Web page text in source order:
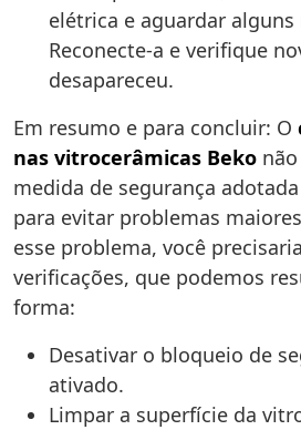
elétrica e aguardar
Reconecte-a e verifique
desapareceu.
Em resumo e para concluir: O
nas vitrocerâmicas Beko
medida de segurança
para evitar problemas
esse problema, você
verificações, que podemos
forma:
Desativar o bloqueio de
ativado.
Limpar a superfície da